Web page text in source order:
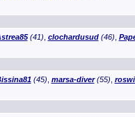
(41), clochardusud(46),
(45), marsa-diver(55),